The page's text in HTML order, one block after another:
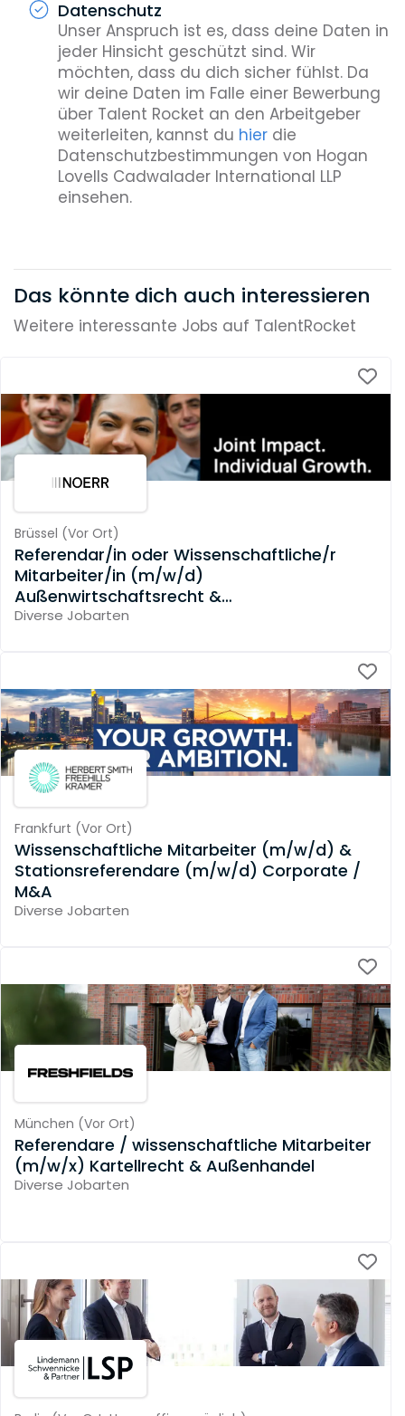
Datenschutz
Unser Anspruch ist es, dass deine Daten in
jeder Hinsicht geschützt sind. Wir
möchten, dass du dich sicher fühlst. Da
wir deine Daten im Falle einer Bewerbung
über Talent Rocket an den Arbeitgeber
weiterleiten, kannst du hierdie
Datenschutzbestimmungen von Hogan
Lovells Cadwalader International LLP
einsehen.
Das könnte dich auch interessieren
Weitere interessante Jobs auf TalentRocket
Brüssel (Vor Ort)
Referendar/in oder Wissenschaftliche/r
Mitarbeiter/in (m/w/d)
Außenwirtschaftsrecht &
Investitionskontrolle
Diverse Jobarten
Frankfurt (Vor Ort)
Wissenschaftliche Mitarbeiter (m/w/d) &
Stationsreferendare (m/w/d) Corporate /
M&A
Diverse Jobarten
München (Vor Ort)
Referendare / wissenschaftliche Mitarbeiter
(m/w/x) Kartellrecht & Außenhandel
Diverse Jobarten